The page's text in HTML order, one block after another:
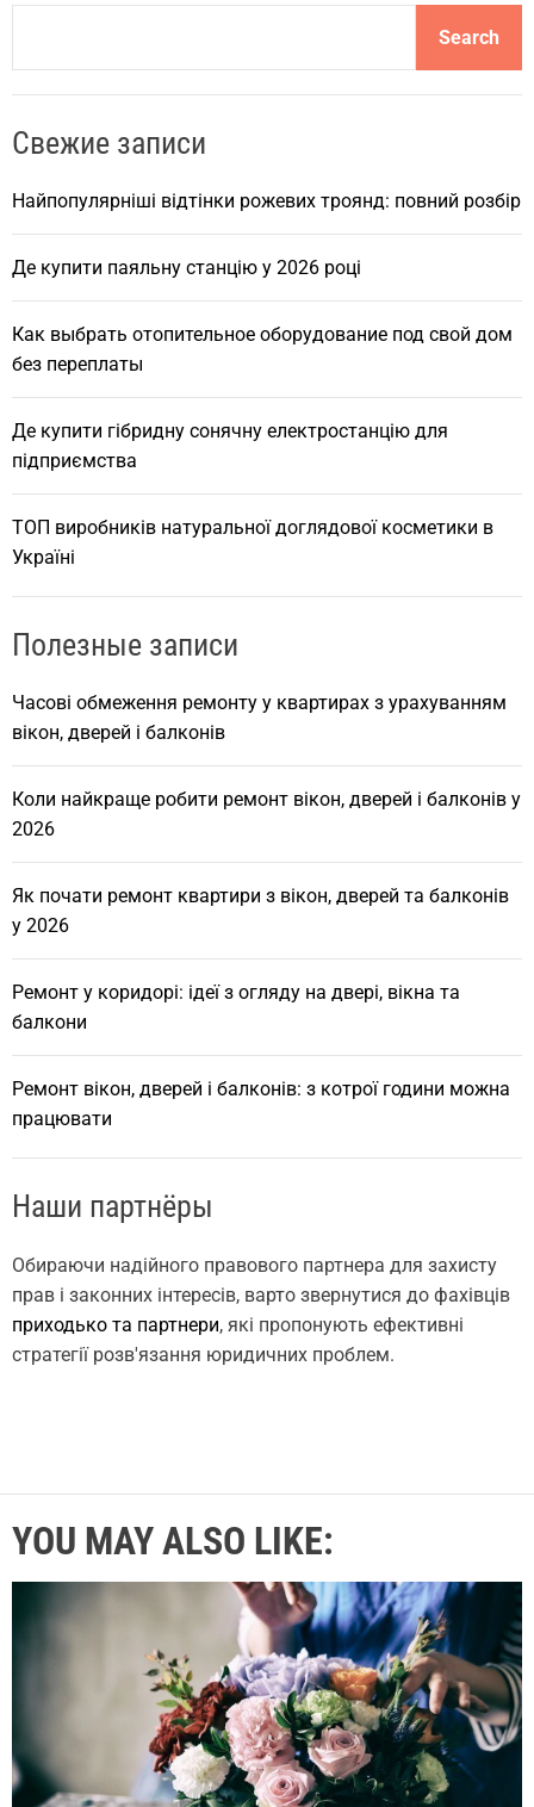
c
Search
Свежие записи
Найпопулярніші відтінки рожевих троянд: повний розбір
Де купити паяльну станцію у 2026 році
Как выбрать отопительное оборудование под свой дом
без переплаты
Де купити гібридну сонячну електростанцію для
підприємства
ТОП виробників натуральної доглядової косметики в
Україні
Полезные записи
Часові обмеження ремонту у квартирах з урахуванням
вікон, дверей і балконів
Коли найкраще робити ремонт вікон, дверей і балконів у
2026
Як почати ремонт квартири з вікон, дверей та балконів
у 2026
Ремонт у коридорі: ідеї з огляду на двері, вікна та
балкони
Ремонт вікон, дверей і балконів: з котрої години можна
працювати
Наши партнёры
Обираючи надійного правового партнера для захисту
прав і законних інтересів, варто звернутися до фахівців
приходько та партнери, які пропонують ефективні
стратегії розв'язання юридичних проблем.
YOU MAY ALSO LIKE: